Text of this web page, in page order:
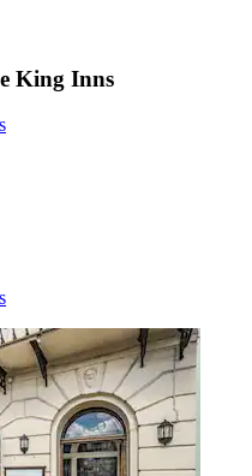
King Inns